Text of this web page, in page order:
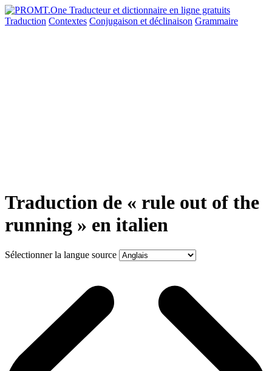
Traduction Contextes Conjugaison et déclinaison Grammaire
Traduction de « rule out of the
running » en italien
Sélectionner la langue source